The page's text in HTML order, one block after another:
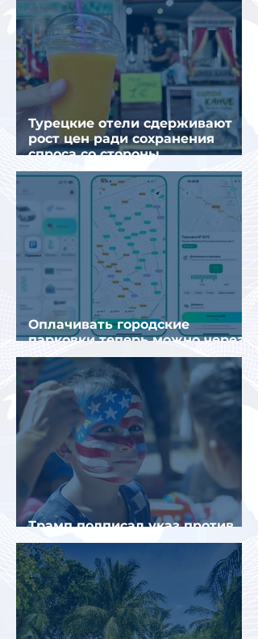
Турецкие отели сдерживают
рост цен ради сохранения
спроса со стороны
иностранных туристов
Оплачивать городские
парковки теперь можно через
Яндекс Go и «Заправки»
Трамп подписал указ против
«родильного туризма» в США